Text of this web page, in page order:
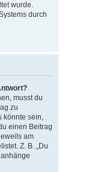
wurde.
durch
musst du
zu
könnte sein,
einen Beitrag
am
Z. B. „Du